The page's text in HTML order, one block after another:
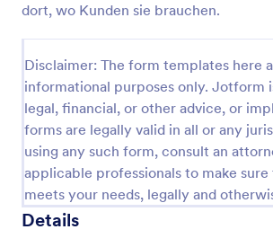
dort, wo Kunden sie brauchen.
Disclaimer: The form templates here
informational purposes only. Jotform
legal, financial, or other advice, or
forms are legally valid in all or any
using any such form, consult an
applicable professionals to make
meets your needs, legally and
Details
Vorschau